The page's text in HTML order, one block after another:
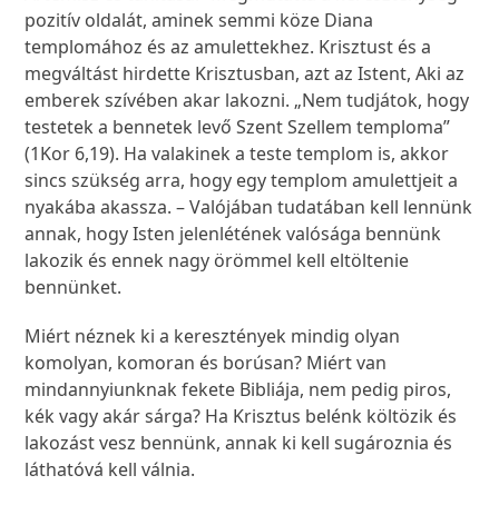
pozitív oldalát, aminek semmi köze Diana
templomához és az amulettekhez. Krisztust és a
megváltást hirdette Krisztusban, azt az Istent, Aki az
emberek szívében akar lakozni. „Nem tudjátok, hogy
testetek a bennetek levő Szent Szellem temploma”
(1Kor 6,19). Ha valakinek a teste templom is, akkor
sincs szükség arra, hogy egy templom amulettjeit a
nyakába akassza. – Valójában tudatában kell lennünk
annak, hogy Isten jelenlétének valósága bennünk
lakozik és ennek nagy örömmel kell eltöltenie
bennünket.
Miért néznek ki a keresztények mindig olyan
komolyan, komoran és borúsan? Miért van
mindannyiunknak fekete Bibliája, nem pedig piros,
kék vagy akár sárga? Ha Krisztus belénk költözik és
lakozást vesz bennünk, annak ki kell sugároznia és
láthatóvá kell válnia.